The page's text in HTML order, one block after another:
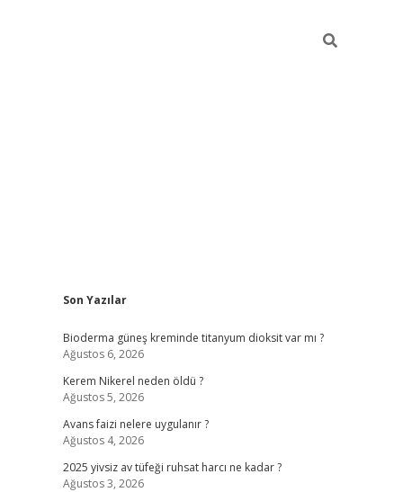
Sidebar
Son Yazılar
Bioderma güneş kreminde titanyum dioksit var mı ?
Ağustos 6, 2026
Kerem Nikerel neden öldü ?
Ağustos 5, 2026
Avans faizi nelere uygulanır ?
Ağustos 4, 2026
2025 yivsiz av tüfeği ruhsat harcı ne kadar ?
Ağustos 3, 2026